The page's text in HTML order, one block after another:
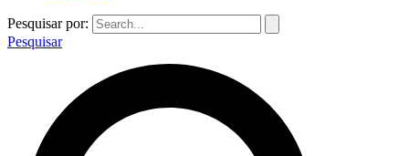
Pesquisar por:
Pesquisar